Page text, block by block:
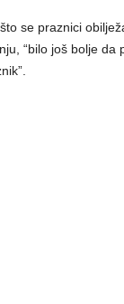
se praznici
“bilo još bolje da